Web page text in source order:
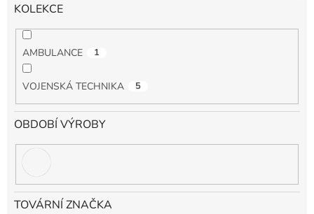
KOLEKCE
AMBULANCE 1
VOJENSKÁ TECHNIKA 5
OBDOBÍ VÝROBY
TOVÁRNÍ ZNAČKA